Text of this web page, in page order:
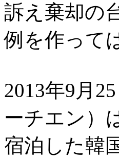
訴え棄却の
例を作って
2013年9月
ーチエン）
宿泊した韓